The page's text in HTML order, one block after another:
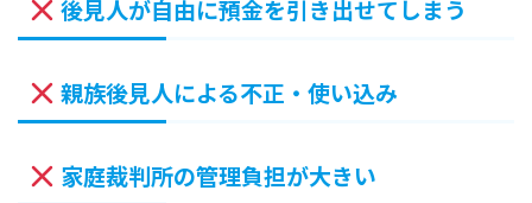
後見人が自由に預金を引き出せてしまう
親族後見人による不正・使い込み
家庭裁判所の管理負担が大きい